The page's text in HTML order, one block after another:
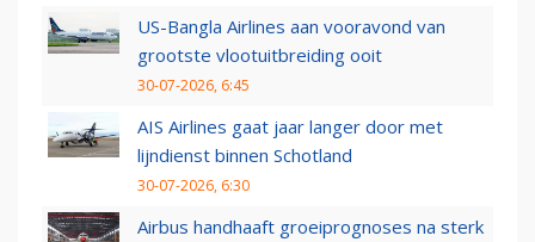
US-Bangla Airlines aan vooravond van
grootste vlootuitbreiding ooit
30-07-2026, 6:45
AIS Airlines gaat jaar langer door met
lijndienst binnen Schotland
30-07-2026, 6:30
Airbus handhaaft groeiprognoses na sterk